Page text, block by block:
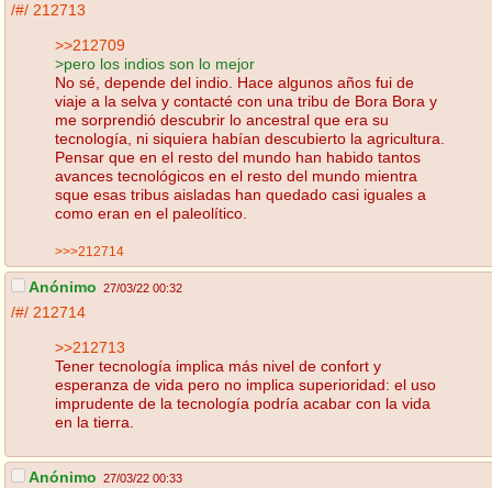
/#/ 212713
>>212709
>pero los indios son lo mejor
No sé, depende del indio. Hace algunos años fui de
viaje a la selva y contacté con una tribu de Bora Bora y
me sorprendió descubrir lo ancestral que era su
tecnología, ni siquiera habían descubierto la agricultura.
Pensar que en el resto del mundo han habido tantos
avances tecnológicos en el resto del mundo mientra
sque esas tribus aisladas han quedado casi iguales a
como eran en el paleolítico.
>>>212714
Anónimo 27/03/22 00:32
/#/ 212714
>>212713
Tener tecnología implica más nivel de confort y
esperanza de vida pero no implica superioridad: el uso
imprudente de la tecnología podría acabar con la vida
en la tierra.
Anónimo 27/03/22 00:33